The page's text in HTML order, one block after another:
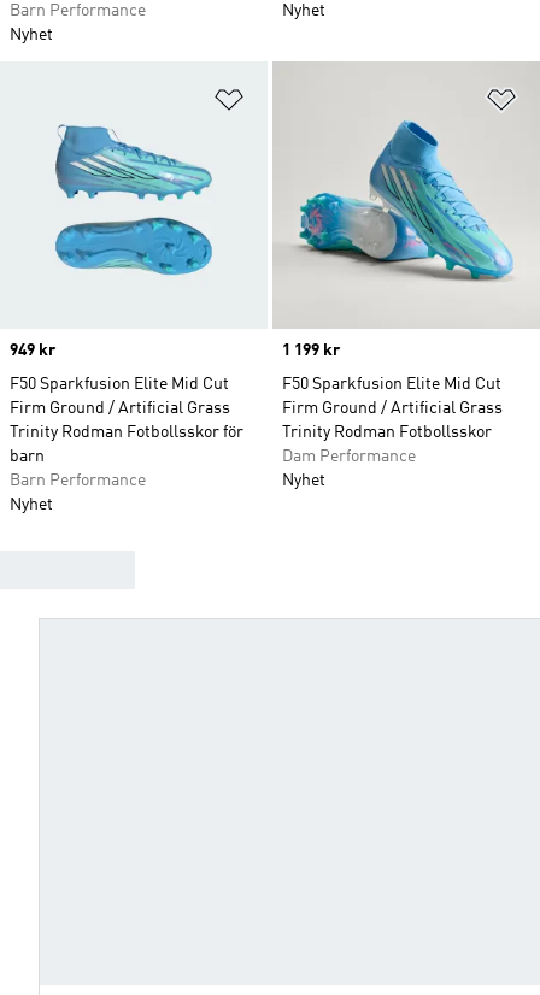
Barn Performance
Nyhet
Nyhet
Price
949 kr
F50 Sparkfusion Elite Mid Cut
Firm Ground / Artificial Grass
Trinity Rodman Fotbollsskor för
barn
Barn Performance
Nyhet
Price
1 199 kr
F50 Sparkfusion Elite Mid Cut
Firm Ground / Artificial Grass
Trinity Rodman Fotbollsskor
Dam Performance
Nyhet